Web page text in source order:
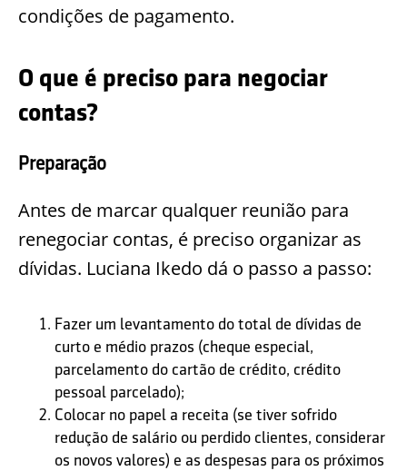
condições de pagamento.
O que é preciso para negociar
contas?
Preparação
Antes de marcar qualquer reunião para
renegociar contas, é preciso organizar as
dívidas. Luciana Ikedo dá o passo a passo:
Fazer um levantamento do total de dívidas de
curto e médio prazos (cheque especial,
parcelamento do cartão de crédito, crédito
pessoal parcelado);
Colocar no papel a receita (se tiver sofrido
redução de salário ou perdido clientes, considerar
os novos valores) e as despesas para os próximos